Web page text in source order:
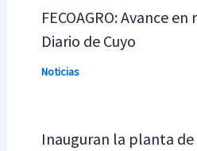
FECOAGRO: Avance
Diario de Cuyo
Noticias
Inauguran la planta